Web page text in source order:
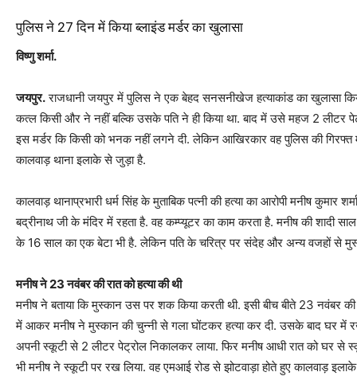
पुलिस ने 27 दिन में किया ब्लाइंड मर्डर का खुलासा
विष्णु शर्मा.
जयपुर.राजधानी जयपुर में पुलिस ने एक बेहद सनसनीखेज हत्याकांड का खुलासा
कत्ल किसी और ने नहीं बल्कि उसके पति ने ही किया था. बाद में उसे महज 2 लीटर
इस मर्डर कि किसी को भनक नहीं लगने दी. लेकिन आखिरकार वह पुलिस की
कालवाड़ थाना इलाके से जुड़ा है.
कालवाड़ थानाप्रभारी धर्म सिंह के मुताबिक पत्नी की हत्या का आरोपी मनीष कुमार
बद्रीनाथ जी के मंदिर में रहता है. वह कम्प्यूटर का काम करता है. मनीष की शादी
के 16 साल का एक बेटा भी है. लेकिन पति के चरित्र पर संदेह और अन्य वजहों से
मनीष ने 23 नवंबर की रात को हत्या की थी
मनीष ने बताया कि मुस्कान उस पर शक किया करती थी. इसी बीच बीते 23 नवंबर
में आकर मनीष ने मुस्कान की चुन्नी से गला घोंटकर हत्या कर दी. उसके बाद घर में
अपनी स्कूटी से 2 लीटर पेट्रोल निकालकर लाया. फिर मनीष आधी रात को घर से
भी मनीष ने स्कूटी पर रख लिया. वह एमआई रोड से झोटवाड़ा होते हुए कालवाड़